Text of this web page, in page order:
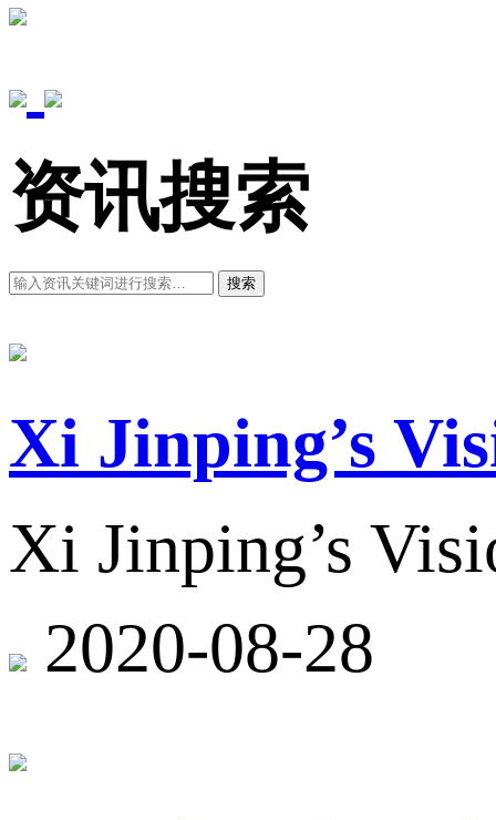
资讯搜索
搜索
Xi Jinping’s
Xi Jinping’s
2020-08-28